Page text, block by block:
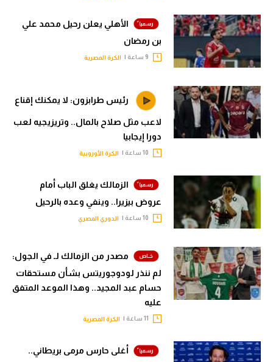
الأهلي يعلن رحيل محمد علي
بن رمضان
الكرة المصرية
رئيس طرابزون: لا يمكنك إقناع
لاعب مثل صلاح بالمال.. وتريزيجيه لعب
دورا إيجابيا
الكرة الأوروبية
الزمالك يغلق الباب أمام
عروض بيزيرا.. وينفي وعده بالرحيل
الدوري المصري
مصدر من الزمالك لـ في الجول:
لم ننذر لودوجوريتس بشأن مستحقات
حسام عبد المجيد.. وهذا الموعد المتفق
عليه
الكرة المصرية
أغلى حارس مرمى بريطاني..